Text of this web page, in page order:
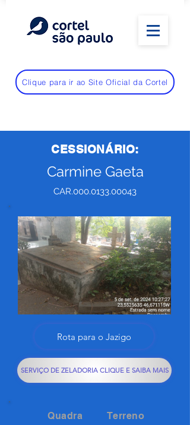
Clique para ir ao Site Oficial da Cortel
CESSIONÁRIO:
Carmine Gaeta
CAR.000.0133.00043
Rota para o Jazigo
SERVIÇO DE ZELADORIA CLIQUE E SAIBA MAIS
Quadra Terreno